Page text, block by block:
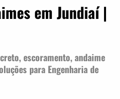
em Jundiaí |
escoramento, andaime
para Engenharia de